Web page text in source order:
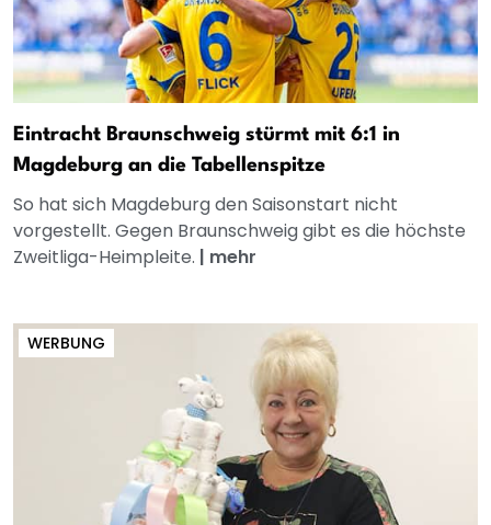
Eintracht Braunschweig stürmt mit 6:1 in
Magdeburg an die Tabellenspitze
So hat sich Magdeburg den Saisonstart nicht
vorgestellt. Gegen Braunschweig gibt es die höchste
Zweitliga-Heimpleite. | mehr
WERBUNG